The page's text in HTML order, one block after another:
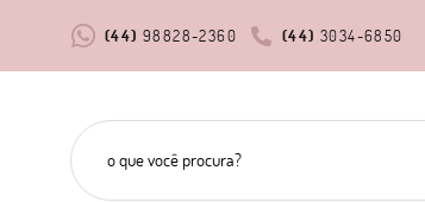
(44) 3034-6850
(44) 98828-2360